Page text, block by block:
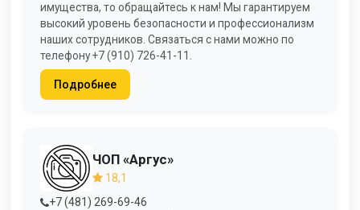
имущества, то обращайтесь к нам! Мы гарантируем
высокий уровень безопасности и профессионализм
наших сотрудников. Связаться с нами можно по
телефону +7 (910) 726-41-11.
Подробнее
ЧОП «Аргус»
18,1
+7 (481) 269-69-46